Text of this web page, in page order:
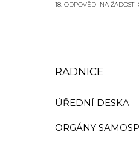
18. ODPOVĚDI NA
RADNICE
ÚŘEDNÍ DESKA
ORGÁNY